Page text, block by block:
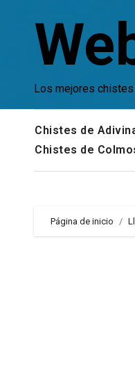
contenido
Los mejores
Chistes de
Chistes de
Página de inicio